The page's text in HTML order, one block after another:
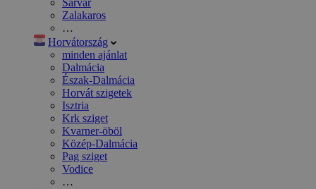
Sárvár
Zalakaros
…
Horvátország
minden ajánlat
Dalmácia
Észak-Dalmácia
Horvát szigetek
Isztria
Krk sziget
Kvarner-öböl
Közép-Dalmácia
Pag sziget
Vodice
…